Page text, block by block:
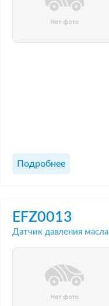
Подробнее
EFZ0013
Датчик давления масла